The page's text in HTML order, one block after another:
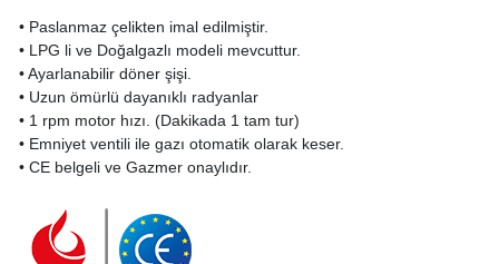
• Paslanmaz çelikten imal edilmiştir.
• LPG li ve Doğalgazlı modeli mevcuttur.
• Ayarlanabilir döner şişi.
• Uzun ömürlü dayanıklı radyanlar
• 1 rpm motor hızı. (Dakikada 1 tam tur)
• Emniyet ventili ile gazı otomatik olarak keser.
• CE belgeli ve Gazmer onaylıdır.